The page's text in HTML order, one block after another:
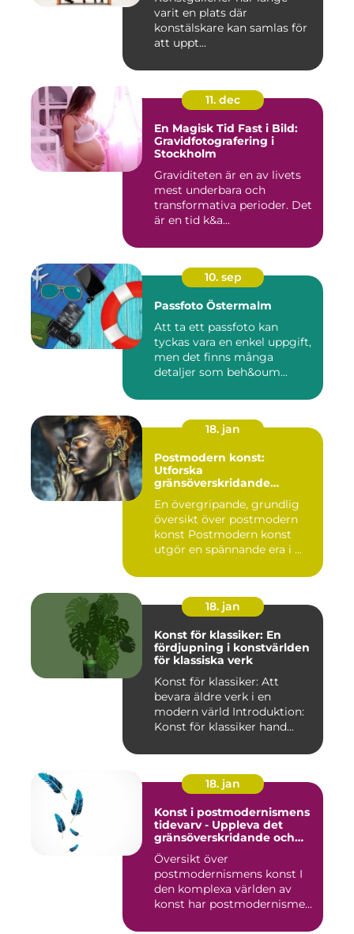
varit en plats där
konstälskare kan samlas för
att uppt...
11. dec
En Magisk Tid Fast i Bild:
Gravidfotografering i
Stockholm
Graviditeten är en av livets
mest underbara och
transformativa perioder. Det
är en tid k&a...
10. sep
Passfoto Östermalm
Att ta ett passfoto kan
tyckas vara en enkel uppgift,
men det finns många
detaljer som beh&oum...
18. jan
Postmodern konst:
Utforska
gränsöverskridande
En övergripande, grundlig
översikt över postmodern
konst Postmodern konst
utgör en spännande era i ...
18. jan
Konst för klassiker: En
fördjupning i konstvärlden
för klassiska verk
Konst för klassiker: Att
bevara äldre verk i en
modern värld Introduktion:
Konst för klassiker hand...
18. jan
Konst i postmodernismens
tidevarv - Uppleva det
gränsöverskridande och
mångfacetterade
Översikt över
postmodernismens konst I
den komplexa världen av
konst har postmodernismen